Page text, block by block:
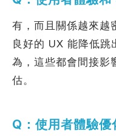
有，而且關係越來越
良好的 UX 能降低跳
為，這些都會間接影
估。
Q：使用者體驗優